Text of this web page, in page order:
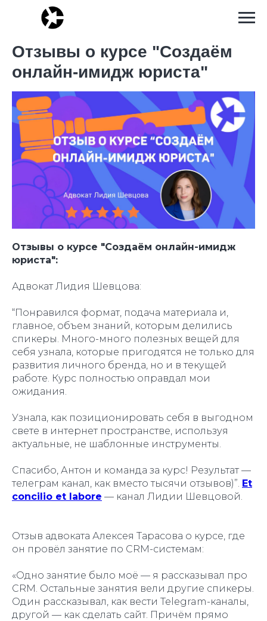
Отзывы о курсе "Создаём
онлайн-имидж юриста"
Отзывы о курсе "Создаём онлайн-имидж
юриста":
Адвокат Лидия Шевцова:
“Понравился формат, подача материала и,
главное, объем знаний, которым делились
спикеры. Много-много полезных вещей для
себя узнала, которые пригодятся не только для
развития личного бренда, но и в текущей
работе. Курс полностью оправдал мои
ожидания.
Узнала, как позиционировать себя в выгодном
свете в интернет пространстве, используя
актуальные, не шаблонные инструменты.
Спасибо, Антон и команда за курс! Результат —
телеграм канал, как вместо тысячи отзывов)”. Et
concilio et labore — канал Лидии Шевцовой.
Отзыв адвоката Алексея Тарасова о курсе, где
он провёл занятие по CRM-системам:
«Одно занятие было моё — я рассказывал про
CRM. Остальные занятия вели другие спикеры.
Один рассказывал, как вести Telegram-каналы,
другой — как сделать сайт. Причём прямо